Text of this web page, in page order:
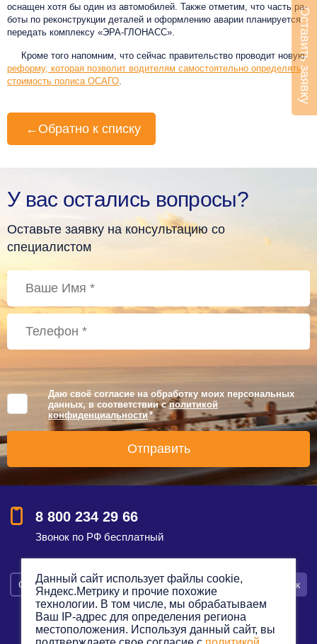
оснащен хотя бы один из автомобилей. Также отметим, что часть ра­
боты по ре­конс­трук­ции де­талей и оформ­ле­нию ава­рии планируется
передать комп­лексу «ЭРА-ГЛО­НАСС».
Кроме того напомним, что сейчас правительство проводит новую
реформу, которая позволит водителям самостоятельно определять
стоимость полиса ОСАГО
← Обратно к списку
У вас остались вопросы?
Оставьте заявку на консультацию со
специалистом
Даю своё согласие на обработку моих персональных
данных, в соответствии сполитикой
конфиденциальности *
8 800 234 29 66
Звонок по РФ бесплатный
Смотреть на карте Оставить заявку Заказать звонок
Оставить заявку
Данный сайт использует файлы cookie,
Яндекс.Метрику и прочие похожие
технологии. В том числе, мы обрабатываем
Ваш IP-адрес для определения региона
местоположения. Используя данный сайт, вы